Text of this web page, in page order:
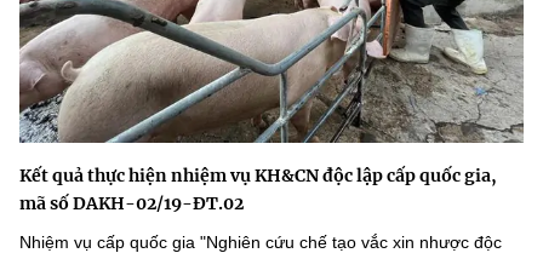
Kết quả thực hiện nhiệm vụ KH&CN độc lập cấp quốc gia,
mã số DAKH-02/19-ĐT.02
Nhiệm vụ cấp quốc gia "Nghiên cứu chế tạo vắc xin nhược độc